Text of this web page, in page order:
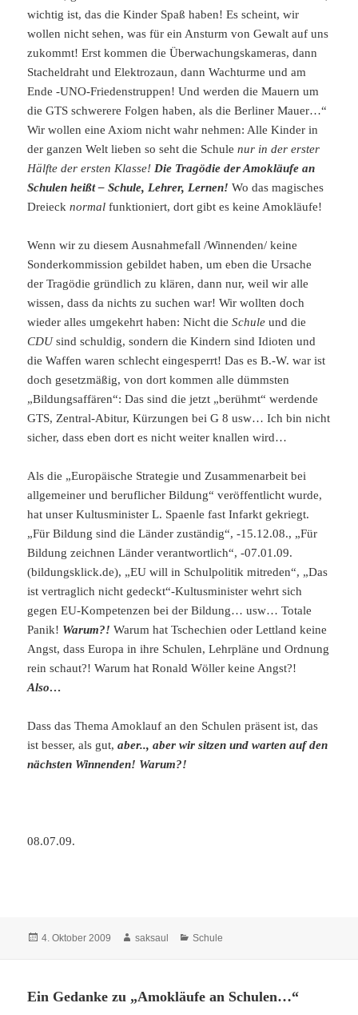
wichtig ist, das die Kinder Spaß haben! Es scheint, wir
wollen nicht sehen, was für ein Ansturm von Gewalt auf uns
zukommt! Erst kommen die Überwachungskameras, dann
Stacheldraht und Elektrozaun, dann Wachturme und am
Ende -UNO-Friedenstruppen! Und werden die Mauern um
die GTS schwerere Folgen haben, als die Berliner Mauer…“
Wir wollen eine Axiom nicht wahr nehmen: Alle Kinder in
der ganzen Welt lieben so seht die Schulenur in der erster
Hälfte der ersten Klasse!Die Tragödie der Amokläufe an
Schulen heißt – Schule, Lehrer, Lernen!Wo das magisches
Dreiecknormalfunktioniert, dort gibt es keine Amokläufe!
Wenn wir zu diesem Ausnahmefall /Winnenden/ keine
Sonderkommission gebildet haben, um eben die Ursache
der Tragödie gründlich zu klären, dann nur, weil wir alle
wissen, dass da nichts zu suchen war! Wir wollten doch
wieder alles umgekehrt haben: Nicht dieSchule und die
CDUsind schuldig, sondern die Kindern sind Idioten und
die Waffen waren schlecht eingesperrt! Das es B.-W. war ist
doch gesetzmäßig, von dort kommen alle dümmsten
„Bildungsaffären“: Das sind die jetzt „berühmt“ werdende
GTS, Zentral-Abitur, Kürzungen bei G 8 usw… Ich bin nicht
sicher, dass eben dort es nicht weiter knallen wird…
Als die „Europäische Strategie und Zusammenarbeit bei
allgemeiner und beruflicher Bildung“ veröffentlicht wurde,
hat unser Kultusminister L. Spaenle fast Infarkt gekriegt.
„Für Bildung sind die Länder zuständig“, -15.12.08., „Für
Bildung zeichnen Länder verantwortlich“, -07.01.09.
(bildungsklick.de), „EU will in Schulpolitik mitreden“, „Das
ist vertraglich nicht gedeckt“-Kultusminister wehrt sich
gegen EU-Kompetenzen bei der Bildung… usw… Totale
Panik! Warum?!Warum hat Tschechien oder Lettland keine
Angst, dass Europa in ihre Schulen, Lehrpläne und Ordnung
rein schaut?! Warum hat Ronald Wöller keine Angst?!
Also…
Dass das Thema Amoklauf an den Schulen präsent ist, das
ist besser, als gut,aber.., aber wir sitzen und warten auf den
nächsten Winnenden! Warum?!
08.07.09.
Veröffentlicht
4. Oktober 2009 Autor
saksaul Kategorien
Schule
Ein Gedanke zu „Amokläufe an Schulen…“